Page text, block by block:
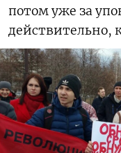
потом уже за
действительно,